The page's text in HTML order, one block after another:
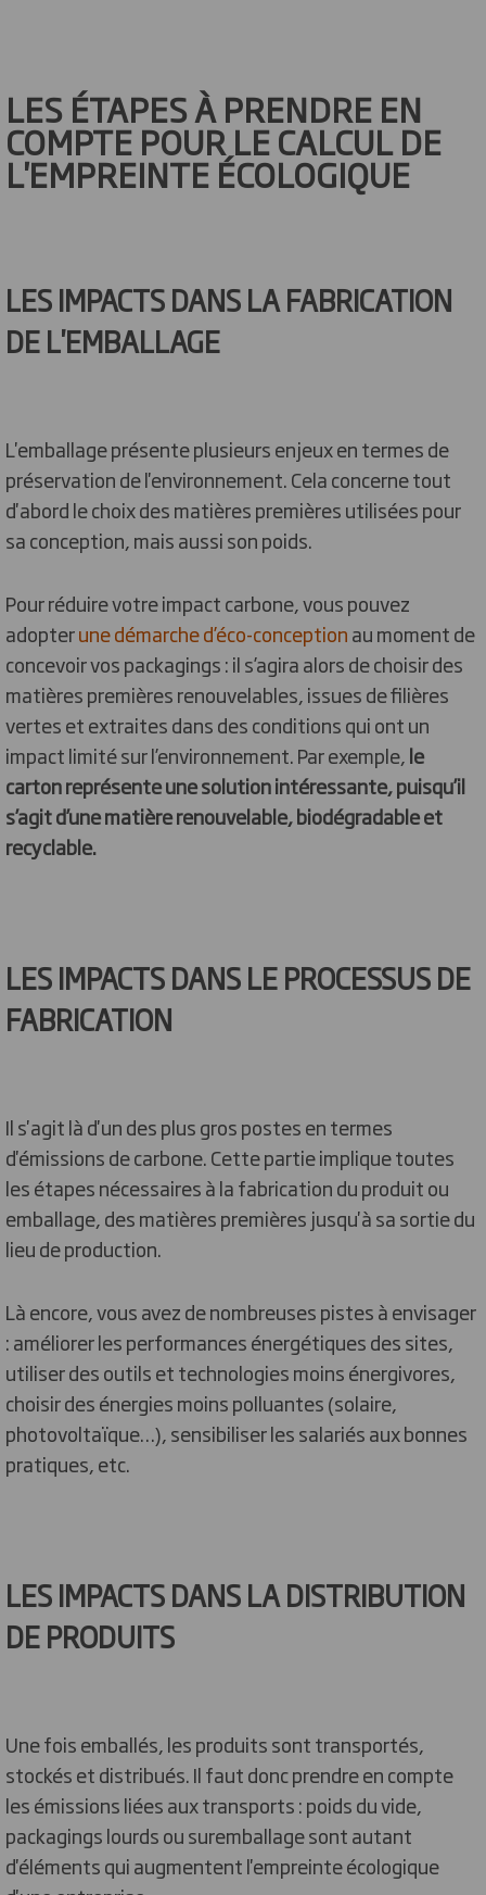
LES ÉTAPES À PRENDRE EN
COMPTE POUR LE CALCUL DE
L'EMPREINTE ÉCOLOGIQUE
LES IMPACTS DANS LA FABRICATION
DE L'EMBALLAGE
L'emballage présente plusieurs enjeux en termes de
préservation de l'environnement. Cela concerne tout
d'abord le choix des matières premières utilisées pour
sa conception, mais aussi son poids.
Pour réduire votre impact carbone, vous pouvez
adopterune démarche d’éco-conceptionau moment de
concevoir vos packagings : il s’agira alors de choisir des
matières premières renouvelables, issues de filières
vertes et extraites dans des conditions qui ont un
impact limité sur l’environnement. Par exemple,le
carton représente une solution intéressante, puisqu’il
s’agit d’une matière renouvelable, biodégradable et
recyclable.
LES IMPACTS DANS LE PROCESSUS DE
FABRICATION
Il s'agit là d'un des plus gros postes en termes
d'émissions de carbone. Cette partie implique toutes
les étapes nécessaires à la fabrication du produit ou
emballage, des matières premières jusqu'à sa sortie du
lieu de production.
Là encore, vous avez de nombreuses pistes à envisager
: améliorer les performances énergétiques des sites,
utiliser des outils et technologies moins énergivores,
choisir des énergies moins polluantes (solaire,
photovoltaïque…), sensibiliser les salariés aux bonnes
pratiques, etc.
LES IMPACTS DANS LA DISTRIBUTION
DE PRODUITS
Une fois emballés, les produits sont transportés,
stockés et distribués. Il faut donc prendre en compte
les émissions liées aux transports : poids du vide,
packagings lourds ou suremballage sont autant
d'éléments qui augmentent l'empreinte écologique